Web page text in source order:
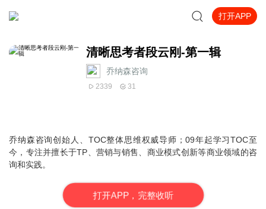
打开APP
清晰思考者段云刚-第一辑
乔纳森咨询
2339 31
乔纳森咨询创始人、TOC整体思维权威导师；09年起学习TOC至
今，专注并擅长于TP、营销与销售、商业模式创新等商业领域的咨
询和实践。
打开APP，完整收听